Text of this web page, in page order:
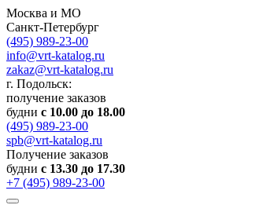
Москва и МО
Санкт-Петербург
(495) 989-23-00
info@vrt-katalog.ru
zakaz@vrt-katalog.ru
г. Подольск:
получение заказов
будни с 10.00 до 18.00
(495) 989-23-00
spb@vrt-katalog.ru
Получение заказов
будни с 13.30 до 17.30
+7 (495) 989-23-00